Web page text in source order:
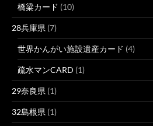
橋梁カード (10)
28兵庫県 (7)
世界かんがい施設遺産カード (4)
疏水マンCARD (1)
29奈良県 (1)
32島根県 (1)